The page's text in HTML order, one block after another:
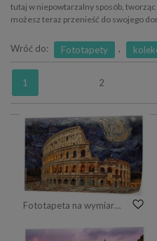
tutaj w niepowtarzalny sposób,
możesz teraz przenieść do swojego
Wróć do: Fototapety ,
1 2
Fototapeta na wymiar Rome colosseum with star night architecture building landmark.